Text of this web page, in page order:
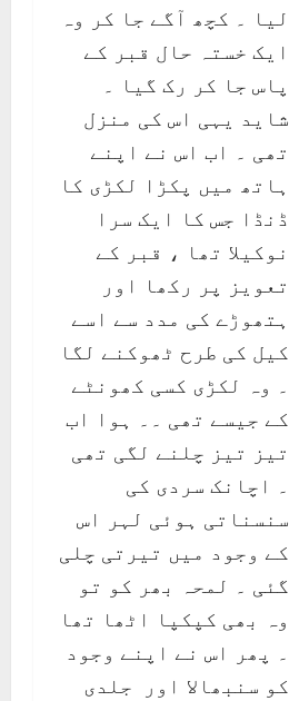
لیا ۔ کچھ آگے جا کر وہ
ایک خستہ حال قبر کے
پاس جا کر رک گیا ۔
شاید یہی اس کی منزل
تھی ۔ اب اس نے اپنے
ہاتھ میں پکڑا لکڑی کا
ڈنڈا جس کا ایک سرا
نوکیلا تھا ، قبر کے
تعویز پر رکھا اور
ہتھوڑے کی مدد سے اسے
کیل کی طرح ٹھوکنے لگا
۔ وہ لکڑی کسی کھونٹے
کے جیسے تھی ۔۔ ہوا اب
تیز تیز چلنے لگی تھی
۔ اچانک سردی کی
سنسناتی ہوئی لہر اس
کے وجود میں تیرتی چلی
گئی ۔ لمحہ بھر کو تو
وہ بھی کپکپا اٹھا تھا
۔ پھر اس نے اپنے وجود
کو سنبھالا اور جلدی